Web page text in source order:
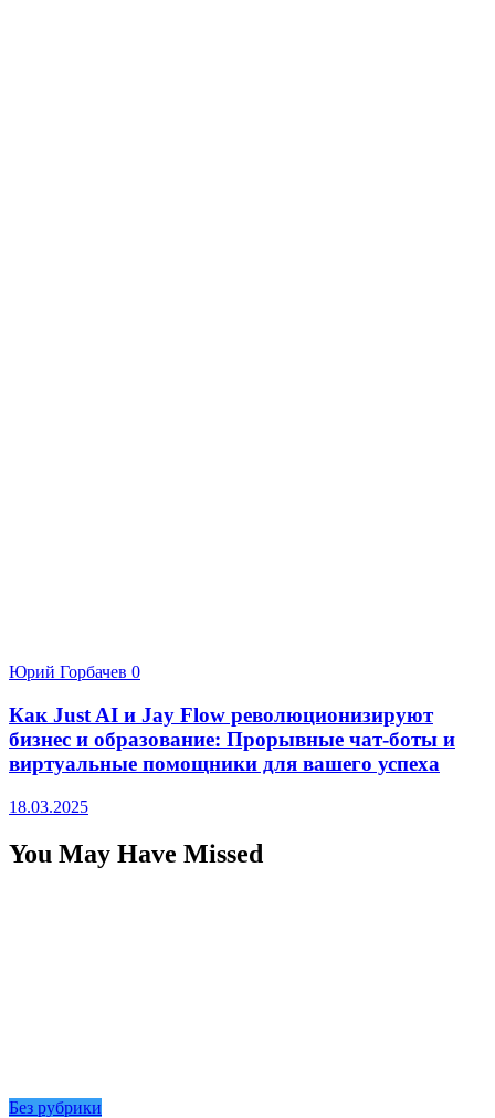
Юрий Горбачев 0
Как Just AI и Jay Flow революционизируют
бизнес и образование: Прорывные чат-боты и
виртуальные помощники для вашего успеха
18.03.2025
You May Have Missed
Без рубрики